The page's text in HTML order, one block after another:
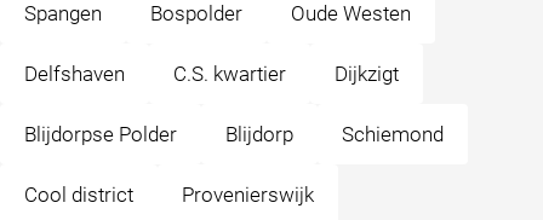
Spangen Bospolder Oude Westen
Delfshaven C.S. kwartier Dijkzigt
Blijdorpse Polder Blijdorp Schiemond
Cool district Provenierswijk